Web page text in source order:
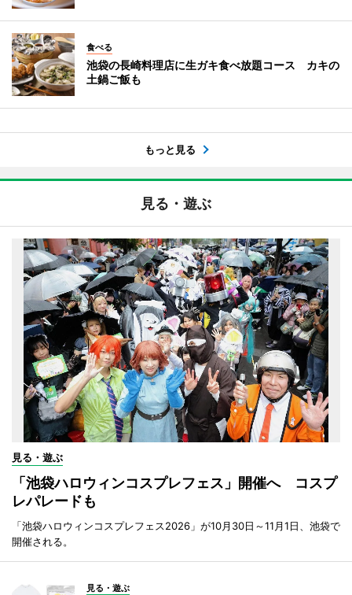
食べる
池袋の長崎料理店に生ガキ食べ放題コース カキの
土鍋ご飯も
もっと見る
見る・遊ぶ
見る・遊ぶ
「池袋ハロウィンコスプレフェス」開催へ コスプ
レパレードも
「池袋ハロウィンコスプレフェス2026」が10月30日～11月1日、池袋で
開催される。
見る・遊ぶ